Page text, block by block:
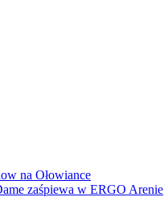
na Ołowiance
zaśpiewa w ERGO Arenie